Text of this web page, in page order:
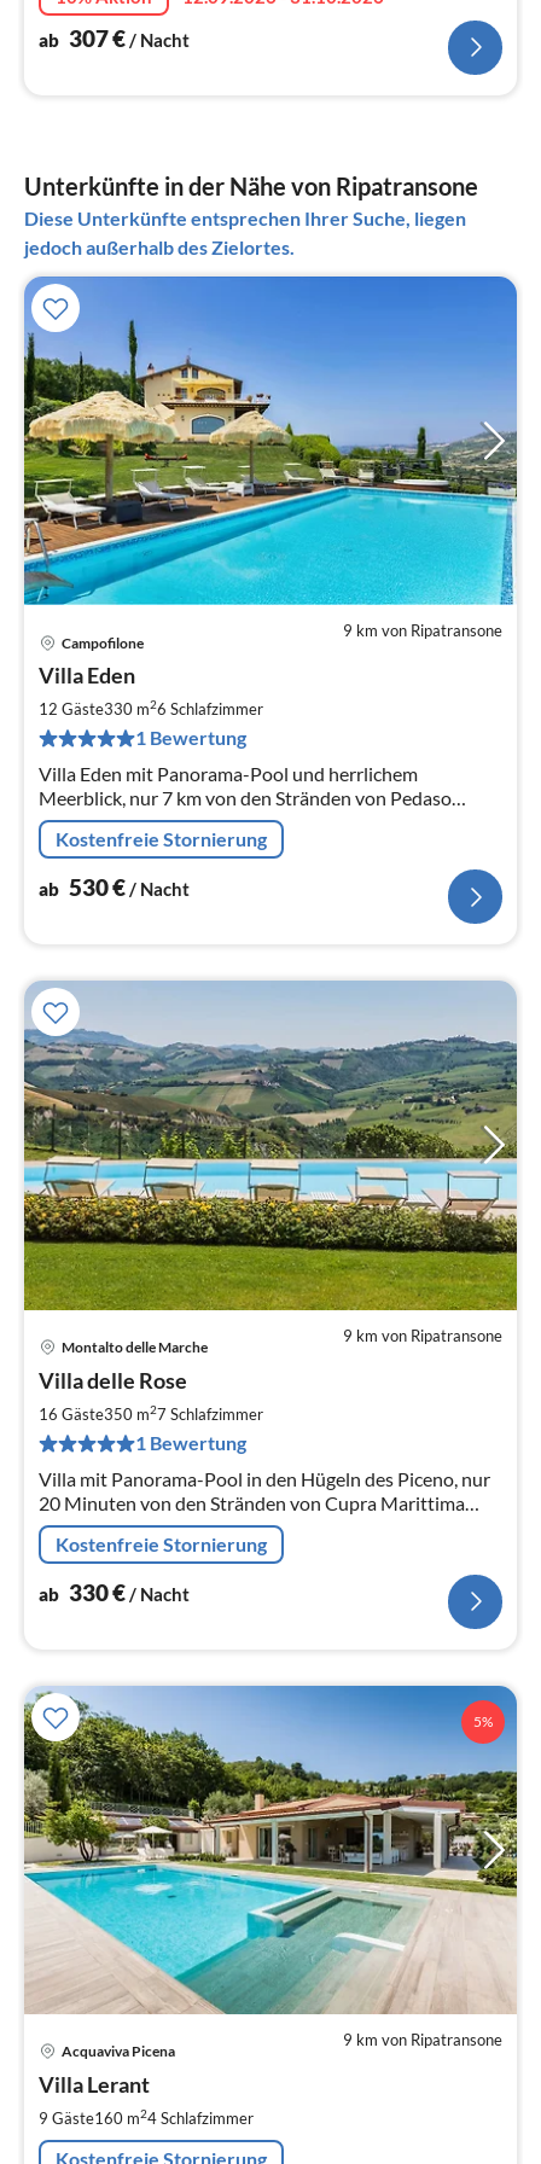
ab 307€/ Nacht
Unterkünfte in der Nähe von Ripatransone
Diese Unterkünfte entsprechen Ihrer Suche, liegen
jedoch außerhalb des Zielortes.
9 km von Ripatransone
Campofilone
Villa Eden
12 Gäste330 m26 Schlafzimmer
1 Bewertung
Villa Eden mit Panorama-Pool und herrlichem
Meerblick, nur 7 km von den Stränden von Pedaso
entfernt.
Kostenfreie Stornierung
ab 530€/ Nacht
9 km von Ripatransone
Montalto delle Marche
Villa delle Rose
16 Gäste350 m27 Schlafzimmer
1 Bewertung
Villa mit Panorama-Pool in den Hügeln des Piceno, nur
20 Minuten von den Stränden von Cupra Marittima
entfernt, bis zu 16 Personen, ideal für Familien mit
Kindern.
Kostenfreie Stornierung
ab 330€/ Nacht
5%
9 km von Ripatransone
Acquaviva Picena
Villa Lerant
9 Gäste160 m24Schlafzimmer
Kostenfreie Stornierung